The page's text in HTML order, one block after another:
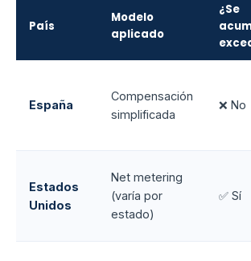
País
Modelo
aplicado
¿Se
España
Compensación
simplificada
❌ No
Estados
Unidos
Net metering
(varía por
estado)
✅ Sí